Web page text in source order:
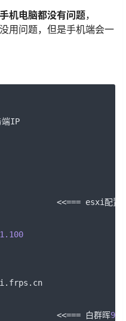
机电脑都没有问题，
用问题，但是手机端会一
IP
<<=== esxi配置
. frps . cn
<<=== 白群晖920